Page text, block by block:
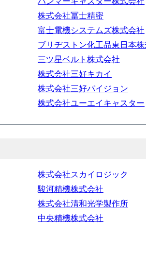
株式会社冨士精密
富士電機システムズ株式会社
ブリヂストン化工品東日本
三ツ星ベルト株式会社
株式会社三好キカイ
株式会社三好パイジョン
株式会社ユーエイキャスター
株式会社スカイロジック
駿河精機株式会社
株式会社清和光学製作所
中央精機株式会社